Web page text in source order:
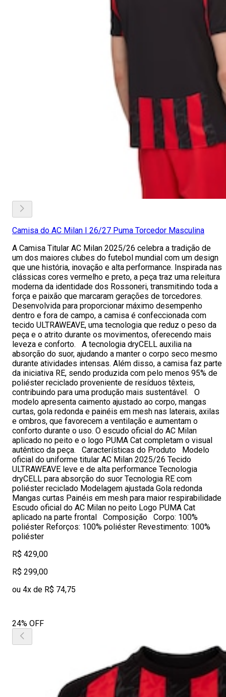
Camisa do AC Milan I 26/27 Puma Torcedor Masculina
A Camisa Titular AC Milan 2025/26 celebra a tradição de
um dos maiores clubes do futebol mundial com um design
que une história, inovação e alta performance. Inspirada nas
clássicas cores vermelho e preto, a peça traz uma releitura
moderna da identidade dos Rossoneri, transmitindo toda a
força e paixão que marcaram gerações de torcedores.
Desenvolvida para proporcionar máximo desempenho
dentro e fora de campo, a camisa é confeccionada com
tecido ULTRAWEAVE, uma tecnologia que reduz o peso da
peça e o atrito durante os movimentos, oferecendo mais
leveza e conforto. A tecnologia dryCELL auxilia na
absorção do suor, ajudando a manter o corpo seco mesmo
durante atividades intensas. Além disso, a camisa faz parte
da iniciativa RE, sendo produzida com pelo menos 95% de
poliéster reciclado proveniente de resíduos têxteis,
contribuindo para uma produção mais sustentável. O
modelo apresenta caimento ajustado ao corpo, mangas
curtas, gola redonda e painéis em mesh nas laterais, axilas
e ombros, que favorecem a ventilação e aumentam o
conforto durante o uso. O escudo oficial do AC Milan
aplicado no peito e o logo PUMA Cat completam o visual
autêntico da peça. Características do Produto Modelo
oficial do uniforme titular AC Milan 2025/26 Tecido
ULTRAWEAVE leve e de alta performance Tecnologia
dryCELL para absorção do suor Tecnologia RE com
poliéster reciclado Modelagem ajustada Gola redonda
Mangas curtas Painéis em mesh para maior respirabilidade
Escudo oficial do AC Milan no peito Logo PUMA Cat
aplicado na parte frontal Composição Corpo: 100%
poliéster Reforços: 100% poliéster Revestimento: 100%
poliéster
R$ 429,00
R$ 299,00
ou 4x de R$ 74,75
24% OFF